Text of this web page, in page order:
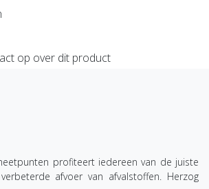
op over dit product
profiteert iedereen van de juiste
afvoer van afvalstoffen. Herzog